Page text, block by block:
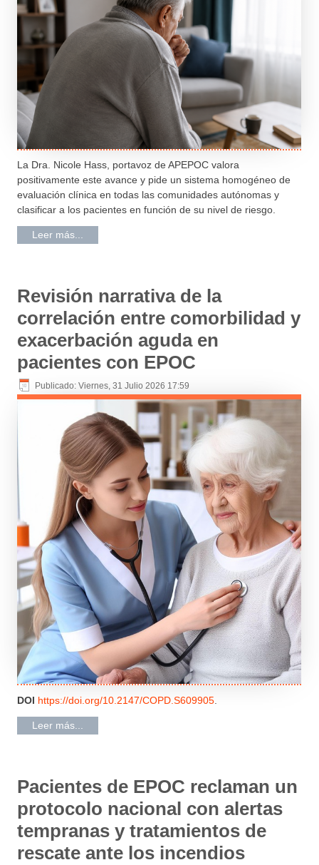
La Dra. Nicole Hass, portavoz de APEPOC valora
positivamente este avance y pide un sistema homogéneo de
evaluación clínica en todas las comunidades autónomas y
clasificar a los pacientes en función de su nivel de riesgo.
Leer más...
Revisión narrativa de la
correlación entre comorbilidad y
exacerbación aguda en
pacientes con EPOC
Publicado: Viernes, 31 Julio 2026 17:59
DOI https://doi.org/10.2147/COPD.S609905
Leer más...
Pacientes de EPOC reclaman un
protocolo nacional con alertas
tempranas y tratamientos de
rescate ante los incendios